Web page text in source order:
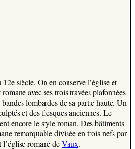
siècle. On en conserve l’église et
avec ses trois travées plafonnées
lombardes de sa partie haute. Un
et des fresques anciennes. Le
encore le style roman. Des bâtiments
remarquable divisée en trois nefs par
romane deVaux.